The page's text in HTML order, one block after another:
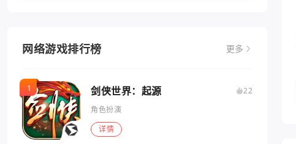
网络游戏排行榜 更多
剑侠世界：起源
22
角色扮演
详情